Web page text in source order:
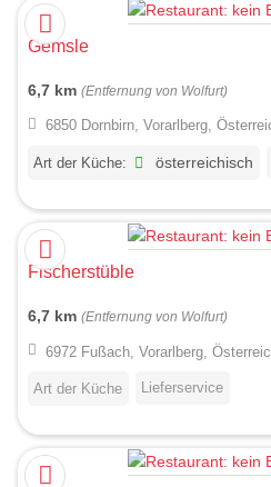
Gemsle
6,7 km (Entfernung von Wolfurt)
6850 Dornbirn, Vorarlberg,
Art der Küche: österreichisch
Fischerstüble
6,7 km (Entfernung von Wolfurt)
6972 Fußach, Vorarlberg,
Art der Küche Lieferservice